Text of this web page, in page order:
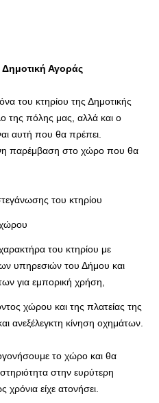
Δημοτική Αγοράς
του κτηρίου της Δημοτικής
της πόλης μας, αλλά και ο
αυτή που θα πρέπει.
παρέμβαση στο χώρο που θα
του κτηρίου
του κτηρίου με
υπηρεσιών του Δήμου και
για εμπορική χρήση,
χώρου και της πλατείας της
ανεξέλεγκτη κίνηση οχημάτων.
το χώρο και θα
στην ευρύτερη
χρόνια είχε ατονήσει.